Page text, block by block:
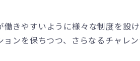
きやすいように様々な制度を設け
ンを保ちつつ、さらなるチャレ